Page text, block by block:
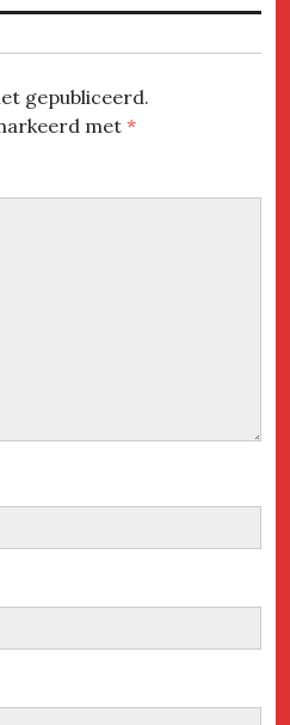
gepubliceerd.
met*